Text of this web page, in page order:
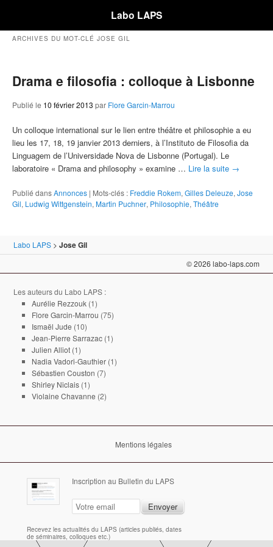
Labo LAPS
ARCHIVES DU MOT-CLÉ JOSE GIL
Drama e filosofia : colloque à Lisbonne
Publié le 10 février 2013 par Flore Garcin-Marrou
Un colloque international sur le lien entre théâtre et philosophie a eu
lieu les 17, 18, 19 janvier 2013 derniers, à l’Instituto de Filosofia da
Linguagem de l’Universidade Nova de Lisbonne (Portugal). Le
laboratoire « Drama and philosophy » examine … Lire la suite →
Publié dansAnnonces | Mots-clés : Freddie Rokem, Gilles Deleuze, Jose
Gil, Ludwig Wittgenstein, Martin Puchner, Philosophie, Théâtre
Labo LAPS >Jose Gil
© 2026 labo-laps.com
Les auteurs du Labo LAPS :
Aurélie Rezzouk (1)
Flore Garcin-Marrou (75)
Ismaël Jude (10)
Jean-Pierre Sarrazac (1)
Julien Alliot (1)
Nadia Vadori-Gauthier (1)
Sébastien Couston (7)
Shirley Niclais (1)
Violaine Chavanne (2)
Mentions légales
Inscription au Bulletin du LAPS
Recevez les actualités du LAPS (articles publiés, dates
de séminaires, colloques etc.)